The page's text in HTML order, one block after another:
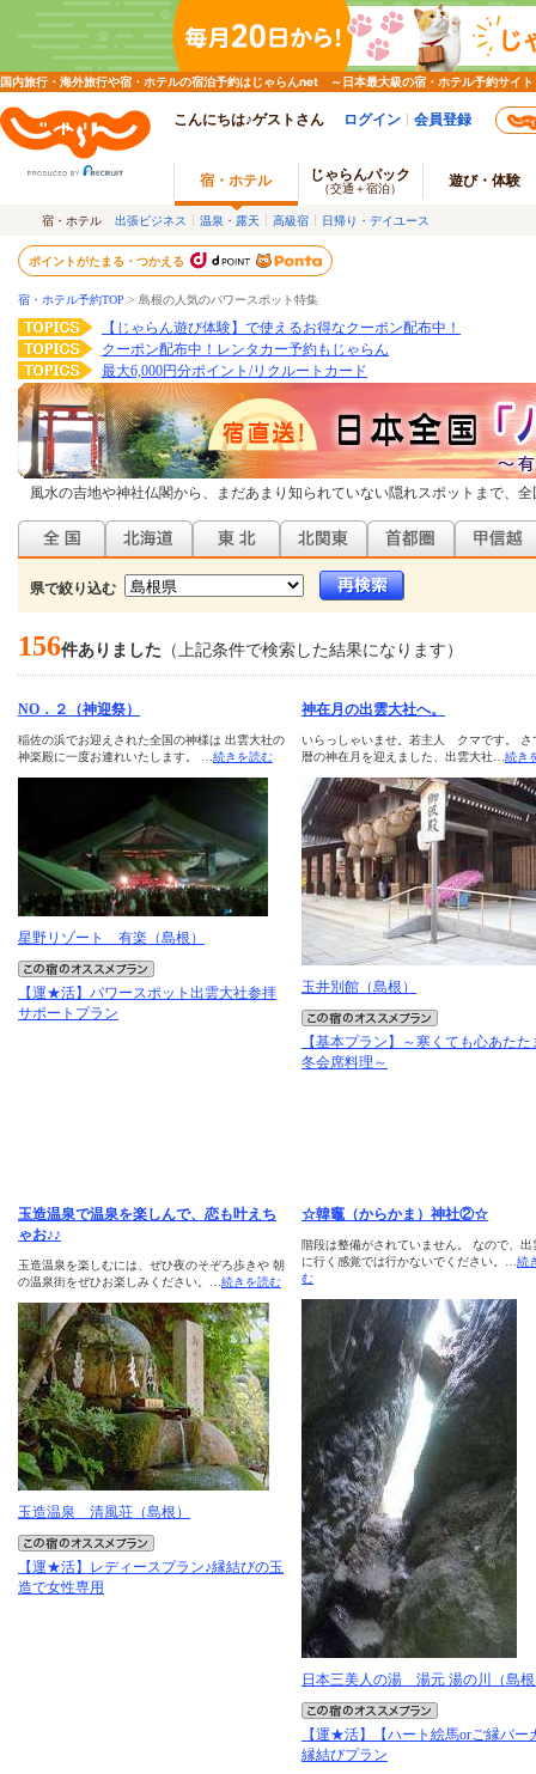
国内旅行・海外旅行や宿・ホテルの宿泊予約はじゃらんnet ～日本最大級の宿・ホテル予約サイト
こんにちは♪ゲストさん ログイン 会員登録
宿・ホテル じゃらんパック
（交通＋宿泊） 遊び・体験
宿・ホテル 出張ビジネス 温泉・露天 高級宿 日帰り・デイユース
ポイントがたまる・つかえる
宿・ホテル予約TOP > 島根の人気のパワースポット特集
【じゃらん遊び体験】で使えるお得なクーポン配布中！
クーポン配布中！レンタカー予約もじゃらん
最大6,000円分ポイント/リクルートカード
風水の吉地や神社仏閣から、まだあまり知られていない隠れスポットまで、
県で絞り込む
156件ありました （上記条件で検索した結果になります）
NO．２（神迎祭）
稲佐の浜でお迎えされた全国の神様は 出雲大社の
神楽殿に一度お連れいたします。 …続きを読む
星野リゾート 有楽（島根）
【運★活】パワースポット出雲大社参拝
サポートプラン
神在月の出雲大社へ。
いらっしゃいませ。若主人 クマです。 さ
暦の神在月を迎えました、出雲大社…続き
玉井別館（島根）
【基本プラン】～寒くても心あたた
冬会席料理～
玉造温泉で温泉を楽しんで、恋も叶えち
ゃお♪♪
玉造温泉を楽しむには、ぜひ夜のそぞろ歩きや 朝
の温泉街をぜひお楽しみください。…続きを読む
玉造温泉 清風荘（島根）
【運★活】レディースプラン♪縁結びの玉
造で女性専用
☆韓竈（からかま）神社②☆
階段は整備がされていません。 なので、出
に行く感覚では行かないでください。…続
む
日本三美人の湯 湯元 湯の川（島
【運★活】【ハート絵馬orご縁バー
縁結びプラン